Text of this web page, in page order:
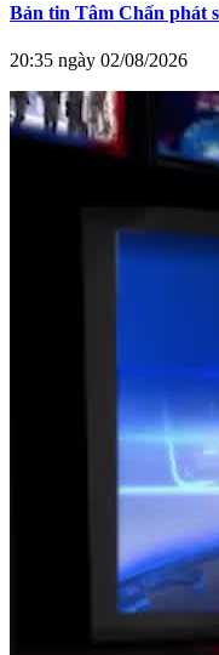
Bản tin Tâm Chấn phát
20:35 ngày 02/08/2026